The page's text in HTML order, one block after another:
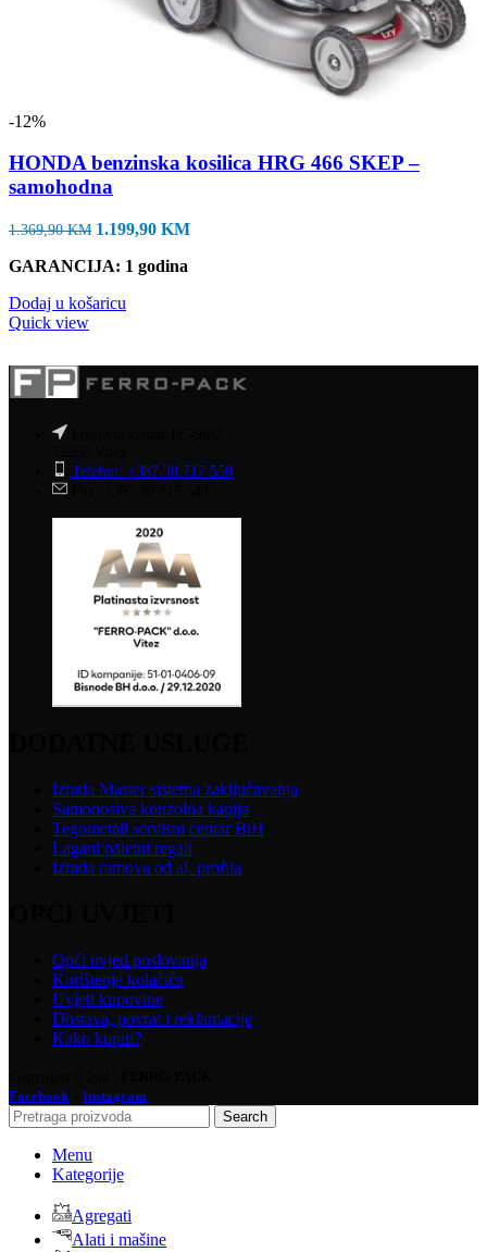
-12%
HONDA benzinska kosilica HRG 466 SKEP –
samohodna
1.369,90KM Izvorna
bila
1.369,90 KM.
1.199,90 KMTrenutna
GARANCIJA: 1 godina
Dodaj u košaricu
Quick view
Telefon: +387 30 717 550
Izrada Master sistema zaključavanja
Samonosiva konzolna kapija
Tegometall servisni centar BiH
Lagani paletni regali
Izrada ramova od al. profila
Opći uvjeti poslovanja
Korištenje kolačića
Uvjeti kupovine
Dostava, povrat i reklamacije
Kako kupiti?
Facebook
Instagram
Search
Menu
Kategorije
Agregati
Alati i mašine